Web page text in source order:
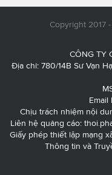
Copyright 2017
CÔNG TY
Địa chỉ: 780/14B Sư Vạn
Email
Chịu trách nhiệm nội
Liên hệ quảng cáo:
Giấy phép thiết lập mạng
Thông tin và